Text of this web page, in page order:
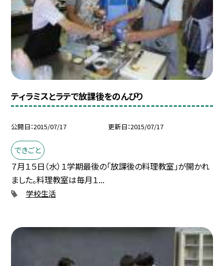
ティラミスとラテで放課後をのんびり
公開日 2015/07/17 更新日 2015/07/17
できごと
７月１５日（水）１学期最後の「放課後の料理教室」が開かれ
ました。料理教室は毎月１...
学校生活